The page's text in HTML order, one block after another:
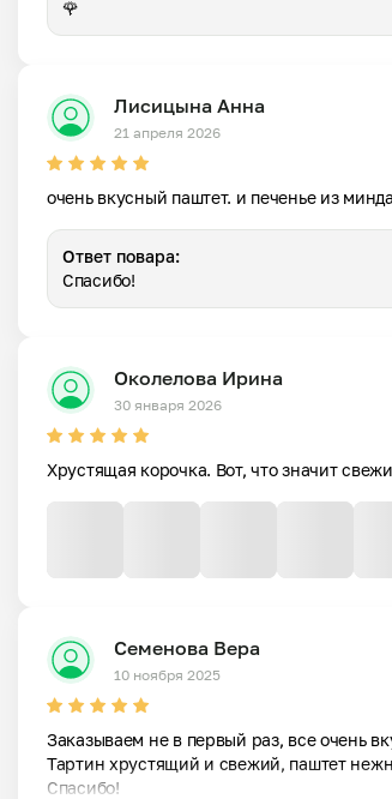
🌹
Лисицына Анна
21 апреля 2026
очень вкусный паштет. и печенье из
Ответ повара:
Спасибо!
Околелова Ирина
30 января 2026
Хрустящая корочка. Вот, что значит
Семенова Вера
10 ноября 2025
Заказываем не в первый раз, все очень
Тартин хрустящий и свежий, паштет
Спасибо!